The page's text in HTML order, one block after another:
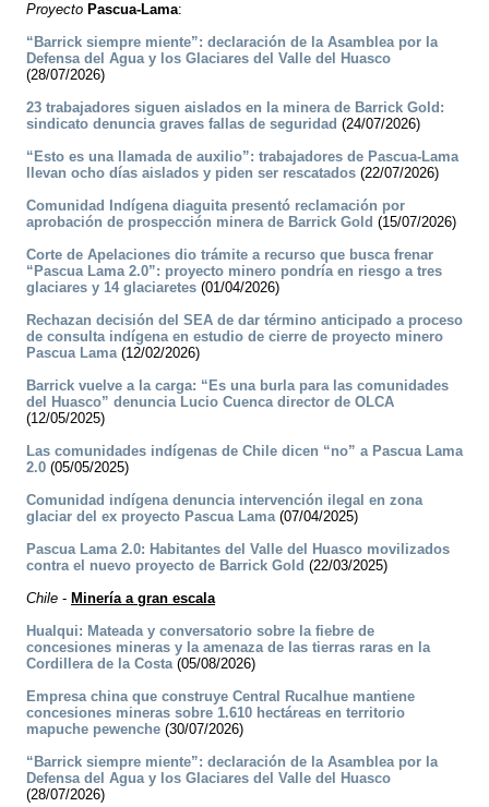
Proyecto Pascua-Lama:
“Barrick siempre miente”: declaración de la Asamblea por la
Defensa del Agua y los Glaciares del Valle del Huasco
(28/07/2026)
23 trabajadores siguen aislados en la minera de Barrick Gold:
sindicato denuncia graves fallas de seguridad (24/07/2026)
“Esto es una llamada de auxilio”: trabajadores de Pascua-Lama
llevan ocho días aislados y piden ser rescatados (22/07/2026)
Comunidad Indígena diaguita presentó reclamación por
aprobación de prospección minera de Barrick Gold (15/07/2026)
Corte de Apelaciones dio trámite a recurso que busca frenar
“Pascua Lama 2.0”: proyecto minero pondría en riesgo a tres
glaciares y 14 glaciaretes (01/04/2026)
Rechazan decisión del SEA de dar término anticipado a proceso
de consulta indígena en estudio de cierre de proyecto minero
Pascua Lama(12/02/2026)
Barrick vuelve a la carga: “Es una burla para las comunidades
del Huasco” denuncia Lucio Cuenca director de OLCA
(12/05/2025)
Las comunidades indígenas de Chile dicen “no” a Pascua Lama
2.0 (05/05/2025)
Comunidad indígena denuncia intervención ilegal en zona
glaciar del ex proyecto Pascua Lama(07/04/2025)
Pascua Lama 2.0: Habitantes del Valle del Huasco movilizados
contra el nuevo proyecto de Barrick Gold (22/03/2025)
Chile - Minería a gran escala
Hualqui: Mateada y conversatorio sobre la fiebre de
concesiones mineras y la amenaza de las tierras raras en la
Cordillera de la Costa(05/08/2026)
Empresa china que construye Central Rucalhue mantiene
concesiones mineras sobre 1.610 hectáreas en territorio
mapuche pewenche (30/07/2026)
“Barrick siempre miente”: declaración de la Asamblea por la
Defensa del Agua y los Glaciares del Valle del Huasco
(28/07/2026)